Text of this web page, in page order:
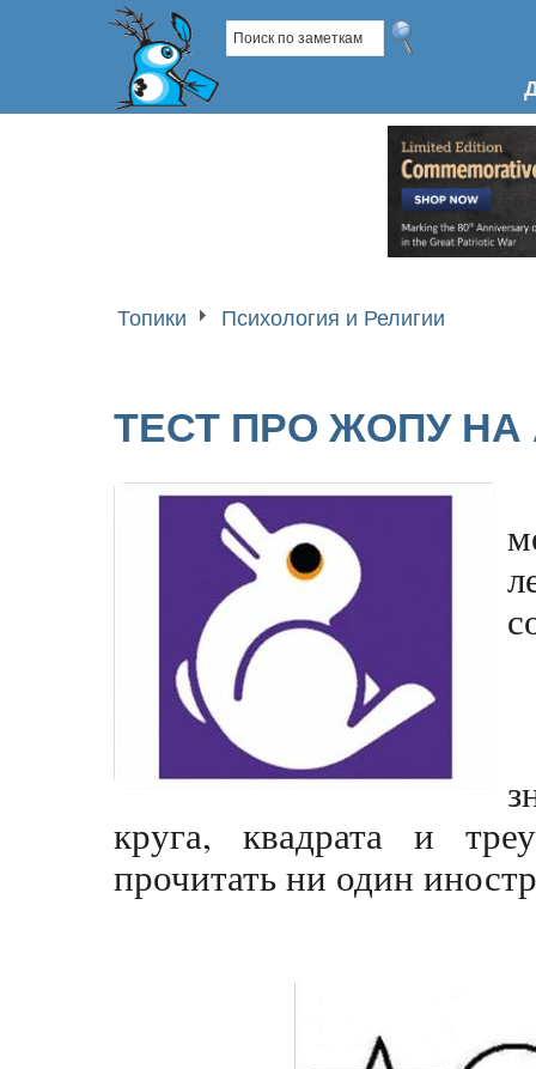
Топики Психология и Религии
ТЕСТ ПРО ЖОПУ
круга, квадрата и
прочитать ни один